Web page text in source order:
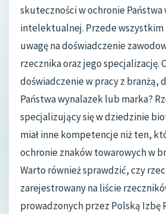
skuteczności w ochronie Państwa
intelektualnej. Przede wszystkim
uwagę na doświadczenie
rzecznika oraz jego specjalizację.
doświadczenie w pracy z branżą,
Państwa wynalazek lub marka?
specjalizujący się w dziedzinie
miał inne kompetencje niż ten,
ochronie znaków towarowych w
Warto również sprawdzić, czy
zarejestrowany na liście
prowadzonych przez Polską Izbę